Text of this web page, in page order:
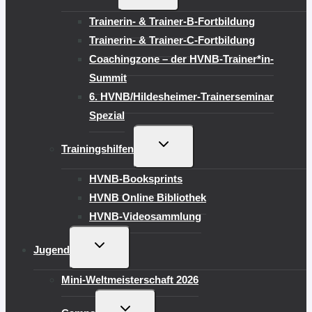
Trainerin- & Trainer-B-Fortbildung
Trainerin- & Trainer-C-Fortbildung
Coachingzone – der HVNB-Trainer*in-
Summit
6. HVNB/Hildesheimer-Trainerseminar
Spezial
Trainingshilfen
UNTERMENÜ
HVNB-Booksprints
HVNB Online Bibliothek
HVNB-Videosammlung
Jugend
UNTERMENÜ
Mini-Weltmeisterschaft 2026
UNTERMENÜ